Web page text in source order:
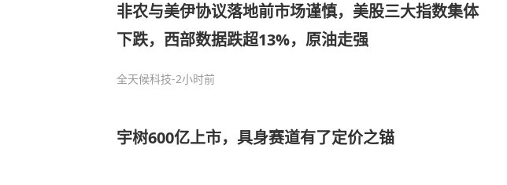
非农与美伊协议落地前市场谨慎，美股三大指数集体
下跌，西部数据跌超13%，原油走强
全天候科技-2小时前
宇树600亿上市，具身赛道有了定价之锚